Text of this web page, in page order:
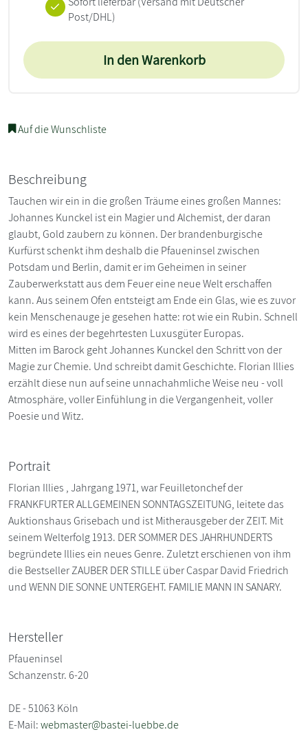
Post/DHL)
In den Warenkorb
Auf die Wunschliste
Beschreibung
Tauchen wir ein in die großen Träume eines großen Mannes:
Johannes Kunckel ist ein Magier und Alchemist, der daran
glaubt, Gold zaubern zu können. Der brandenburgische
Kurfürst schenkt ihm deshalb die Pfaueninsel zwischen
Potsdam und Berlin, damit er im Geheimen in seiner
Zauberwerkstatt aus dem Feuer eine neue Welt erschaffen
kann. Aus seinem Ofen entsteigt am Ende ein Glas, wie es zuvor
kein Menschenauge je gesehen hatte: rot wie ein Rubin. Schnell
wird es eines der begehrtesten Luxusgüter Europas.
Mitten im Barock geht Johannes Kunckel den Schritt von der
Magie zur Chemie. Und schreibt damit Geschichte. Florian Illies
erzählt diese nun auf seine unnachahmliche Weise neu - voll
Atmosphäre, voller Einfühlung in die Vergangenheit, voller
Poesie und Witz.
Portrait
Florian Illies , Jahrgang 1971, war Feuilletonchef der
FRANKFURTER ALLGEMEINEN SONNTAGSZEITUNG, leitete das
Auktionshaus Grisebach und ist Mitherausgeber der ZEIT. Mit
seinem Welterfolg 1913. DER SOMMER DES JAHRHUNDERTS
begründete Illies ein neues Genre. Zuletzt erschienen von ihm
die Bestseller ZAUBER DER STILLE über Caspar David Friedrich
und WENN DIE SONNE UNTERGEHT. FAMILIE MANN IN SANARY.
Hersteller
Pfaueninsel
Schanzenstr. 6-20
DE - 51063 Köln
E-Mail:webmaster@bastei-luebbe.de